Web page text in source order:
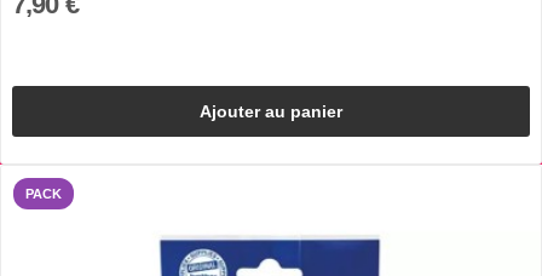
Ajouter au panier
PACK